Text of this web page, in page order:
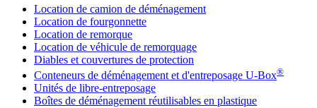
Location de camion de déménagement
Location de fourgonnette
Location de remorque
Location de véhicule de remorquage
Diables et couvertures de protection
Conteneurs de déménagement et d'entreposage U-Box®
Unités de libre-entreposage
Boîtes de déménagement réutilisables en plastique